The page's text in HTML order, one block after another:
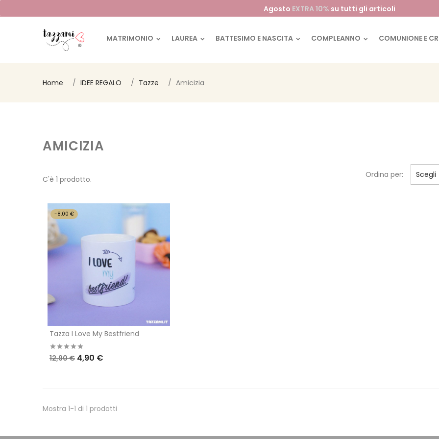
Agosto EXTRA 10% su tutti gli articoli
MATRIMONIO LAUREA BATTESIMO E NASCITA COMPLEANNO COMUNIONE E
Home IDEE REGALO Tazze Amicizia
AMICIZIA
C'è 1 prodotto. Ordina per: Scegli
Tazza I Love My Bestfriend
12,90 € 4,90 €
-8,00 €
Mostra 1-1 di 1 prodotti